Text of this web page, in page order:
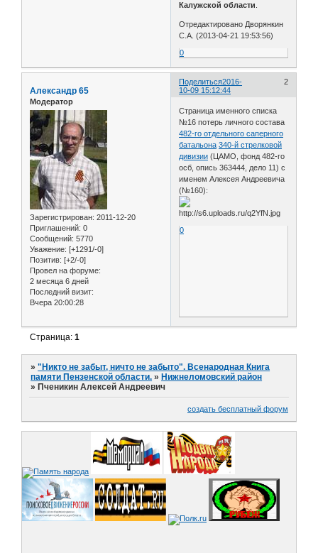
Калужской области
Отредактировано Дворянкин
С.А. (2013-04-21 19:53:56)
0
Поделиться 2
2016-
10-09 15:12:44
Александр 65
Модератор
Зарегистрирован: 2011-12-20
Приглашений: 0
Сообщений: 5770
Уважение: [+1291/-0]
Позитив: [+2/-0]
Провел на форуме:
2 месяца 6 дней
Последний визит:
Вчера 20:00:28
Страница именного списка
№16 потерь личного состава
482-го отдельного саперного
батальона 340-й стрелковой
дивизии (ЦАМО, фонд 482-го
осб, опись 363444, дело 11) с
именем Алексея Андреевича
(№160):
0
Страница:1
»"Никто не забыт, ничто не забыто". Всенародная Книга
памяти Пензенской области. »Нижнеломовский район
»Пченикин Алексей Андреевич
создать бесплатный форум